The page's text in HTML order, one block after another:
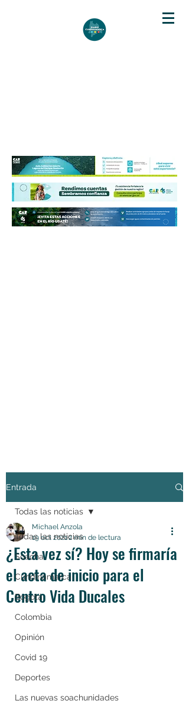
Entrada
Todas las noticias
Soacha
Cundinamarca
Bogotá
Colombia
Opinión
Covid 19
Deportes
Las nuevas soachunidades
Todas las noticias
¿Esta vez sí? Hoy se firmaría
el acta de inicio para el
Centro Vida Ducales
Michael Anzola
19 oct 20212 min de lectura